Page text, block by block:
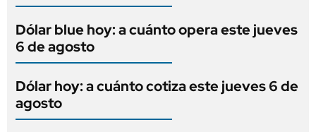
Dólar blue hoy: a cuánto opera este jueves
6 de agosto
Dólar hoy: a cuánto cotiza este jueves 6 de
agosto